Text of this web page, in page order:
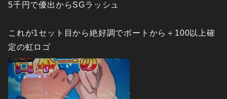
5千円で優出からSGラッシュ
これが1セット目から絶好調でボートから＋100以上確
定の虹ロゴ